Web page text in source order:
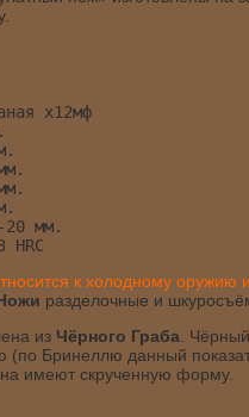
х12мф
20 мм.
HRC
к холодному оружию
разделочные и
из Чёрного Граба .
(по Бринеллю данный
имеют скрученную форму.